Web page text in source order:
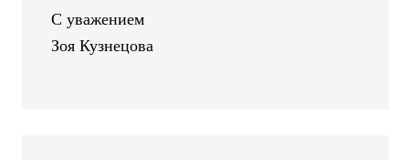
С уважением
Зоя Кузнецова